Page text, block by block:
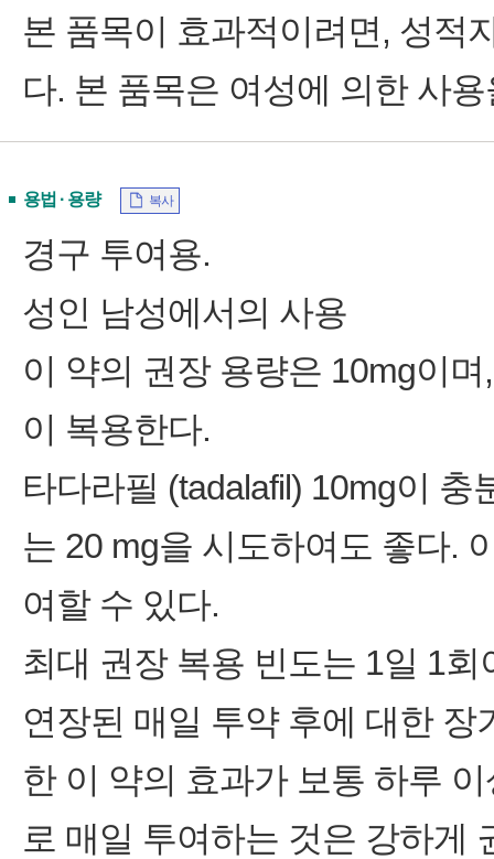
본 품목이 효과적이려면, 성적
다. 본 품목은 여성에 의한 사
용법 · 용량 복사
경구 투여용.
성인 남성에서의 사용
이 약의 권장 용량은 10mg이
이 복용한다.
타다라필 (tadalafil) 10mg이
는 20 mg을 시도하여도 좋다.
여할 수 있다.
최대 권장 복용 빈도는 1일 1회
연장된 매일 투약 후에 대한
한 이 약의 효과가 보통 하루
로 매일 투여하는 것은 강하게